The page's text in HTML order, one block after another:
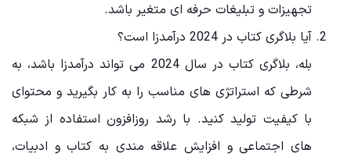
تجهیزات و تبلیغات حرفه ‌ای متغیر باشد.
آیا بلاگری کتاب در 2024 درآمدزا است؟
بله، بلاگری کتاب در سال 2024 می ‌تواند درآمدزا باشد، به
شرطی که استراتژی‌ های مناسب را به کار بگیرید و محتوای
با کیفیت تولید کنید. با رشد روزافزون استفاده از شبکه‌
های اجتماعی و افزایش علاقه ‌مندی به کتاب و ادبیات،